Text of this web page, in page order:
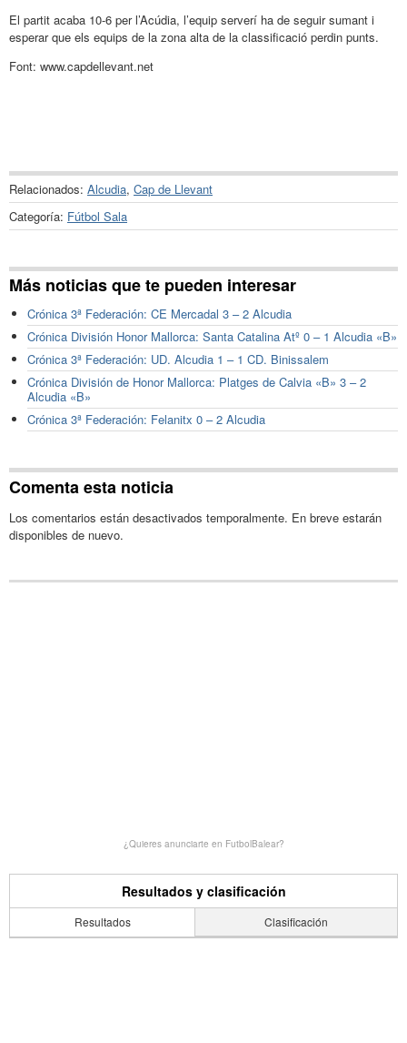
El partit acaba 10-6 per l’Acúdia, l’equip serverí ha de seguir sumant i
esperar que els equips de la zona alta de la classificació perdin punts.
Font: www.capdellevant.net
Relacionados: Alcudia, Cap de Llevant
Categoría: Fútbol Sala
Más noticias que te pueden interesar
Crónica 3ª Federación: CE Mercadal 3 – 2 Alcudia
Crónica División Honor Mallorca: Santa Catalina Atº 0 – 1 Alcudia «B»
Crónica 3ª Federación: UD. Alcudia 1 – 1 CD. Binissalem
Crónica División de Honor Mallorca: Platges de Calvia «B» 3 – 2
Alcudia «B»
Crónica 3ª Federación: Felanitx 0 – 2 Alcudia
Comenta esta noticia
Los comentarios están desactivados temporalmente. En breve estarán
disponibles de nuevo.
¿Quieres anunciarte en FutbolBalear?
Resultados y clasificación
Resultados Clasificación